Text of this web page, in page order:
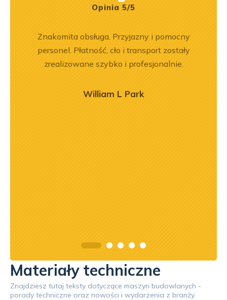
Opinia 5/5
Znakomita obsługa. Przyjazny i pomocny
personel. Płatność, cło i transport zostały
zrealizowane szybko i profesjonalnie.
William L Park
Materiały techniczne
Znajdziesz tutaj teksty dotyczące maszyn budowlanych -
porady techniczne oraz nowości i wydarzenia z branży.